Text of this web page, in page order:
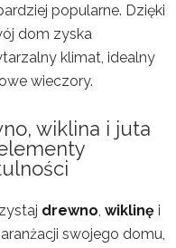
popularne. Dzięki
dom zyska
klimat, idealny
wieczory.
wiklina i juta
drewno, wiklinę i
swojego domu,